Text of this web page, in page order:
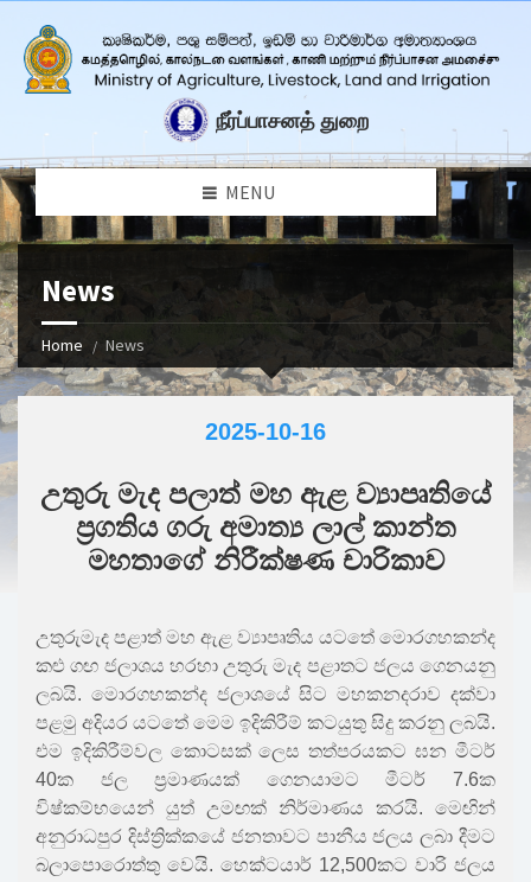
நீர்ப்பாசனத் துறை
MENU
News
Home News
2025-10-16
උතුරු මැද පලාත් මහ ඇළ ව්‍යාපෘතියේ
ප්‍රගතිය ගරු අමාත්‍ය ලාල් කාන්ත
මහතාගේ නිරීක්ෂණ චාරිකාව
උතුරුමැද පළාත් මහ ඇළ ව්‍යාපෘතිය යටතේ මොරගහකන්ද
කළු ගඟ ජලාශය හරහා උතුරු මැද පළාතට ජලය ගෙනයනු
ලබයි. මොරගහකන්ද ජලාශයේ සිට මහකනදරාව දක්වා
පළමු අදියර යටතේ මෙම ඉදිකිරීම් කටයුතු සිදු කරනු ලබයි.
එම ඉදිකිරීම්වල කොටසක් ලෙස තත්පරයකට ඝන මීටර්
40ක ජල ප්‍රමාණයක් ගෙනයාමට මීටර් 7.6ක
විෂ්කම්භයෙන් යුත් උමඟක් නිර්මාණය කරයි. මෙඟින්
අනුරාධපුර දිස්ත්‍රික්කයේ ජනතාවට පානීය ජලය ලබා දීමට
බලාපොරොත්තු වෙයි. හෙක්ටයාර් 12,500කට වාරි ජලය